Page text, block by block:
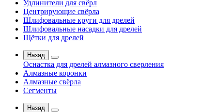
Удлинители для свёрл
Центрирующие свёрла
Шлифовальные круги для дрелей
Шлифовальные насадки для дрелей
Щётки для дрелей
Назад
Оснастка для дрелей алмазного сверления
Алмазные коронки
Алмазные свёрла
Сегменты
Назад